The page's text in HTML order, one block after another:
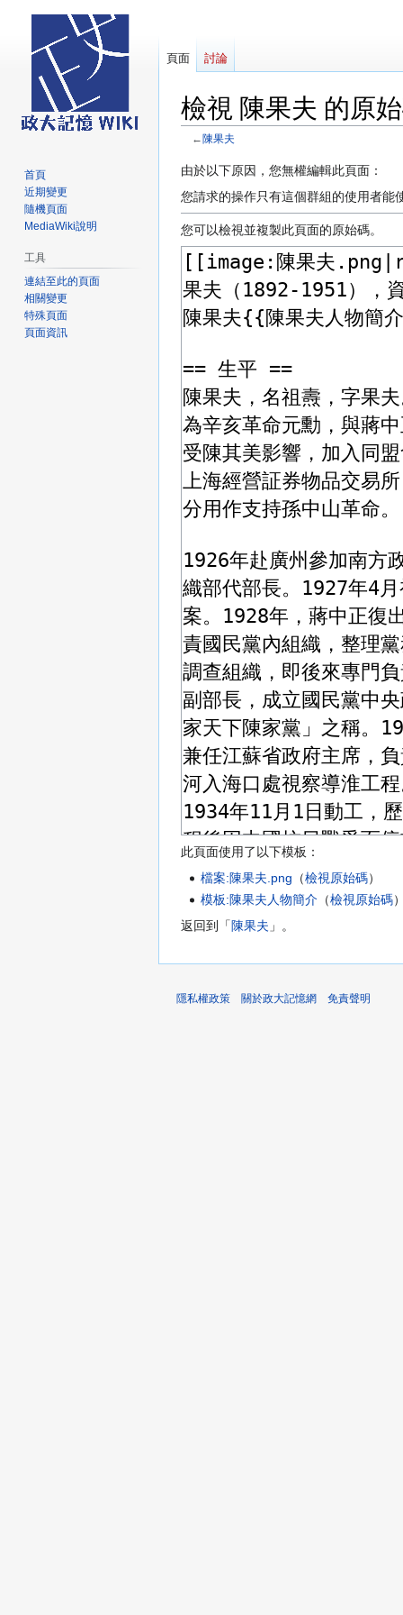
檢視 陳果夫 的原
← 陳果夫
跳
至
覽
跳
至
尋
由於以下原因，您無權編輯此頁面：
您請求的操作只有這個群組的使用者能
您可以檢視並複製此頁面的原始碼。
此頁面使用了以下模板：
檔案:陳果夫.png （檢視原始碼）
模板:陳果夫人物簡介 （檢視原始碼
返回到「陳果夫 」。
頁面 討論
首頁
近期變更
隨機頁面
MediaWiki說明
工具
連結至此的頁面
相關變更
特殊頁面
頁面資訊
隱私權政策 關於政大記憶網 免責聲明